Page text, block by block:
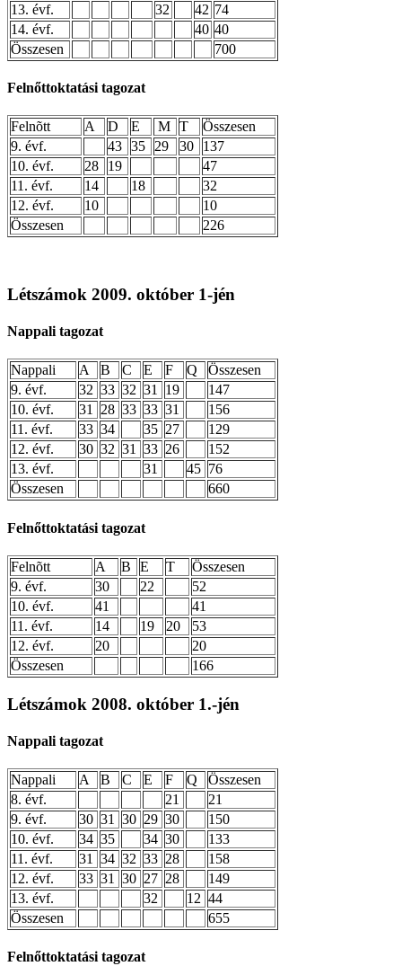
13. évf.
32 42 74
14. évf.
40 40
Összesen
700
Felnőttoktatási tagozat
Felnõtt A D E M T
Összesen
9. évf.
43 35 29 30
137
10. évf.
28 19
47
11. évf.
14 18
32
12. évf.
10
10
Összesen
226
Létszámok 2009. október 1-jén
Nappali tagozat
Nappali A B C E F Q
Összesen
9. évf.
32 33 32 31 19
147
10. évf.
31 28 33 33 31
156
11. évf.
33 34 35 27
129
12. évf.
30 32 31 33 26
152
13. évf.
31 45 76
Összesen
660
Felnőttoktatási tagozat
Felnõtt A B E T
Összesen
9. évf.
30 22
52
10. évf.
41
41
11. évf.
14 19 20
53
12. évf.
20
20
Összesen
166
Létszámok 2008. október 1.-jén
Nappali tagozat
Nappali A B C E F Q
Összesen
8. évf.
21
21
9. évf.
30 31 30 29 30
150
10. évf.
34 35 34 30
133
11. évf.
31 34 32 33 28
158
12. évf.
33 31 30 27 28
149
13. évf.
32 12 44
Összesen
655
Felnőttoktatási tagozat